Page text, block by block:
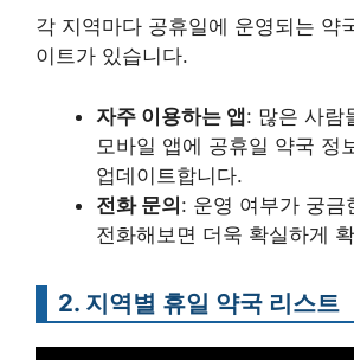
각 지역마다 공휴일에 운영되는 약
이트가 있습니다.
자주 이용하는 앱: 많은 사람
모바일 앱에 공휴일 약국 정
업데이트합니다.
전화 문의: 운영 여부가 궁금
전화해보면 더욱 확실하게
2. 지역별 휴일 약국 리스트